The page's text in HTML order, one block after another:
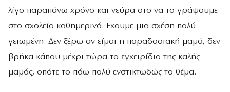
λίγο παραπάνω χρόνο και νεύρα στο να το γράψουµε
στο σχολείο καθηµερινά. Εχουµε µια σχέση πολύ
γειωµένη. ∆εν ξέρω αν είµαι η παραδοσιακή µαµά, δεν
βρήκα κάπου µέχρι τώρα το εγχειρίδιο της καλής
µαµάς, οπότε το πάω πολύ ενστικτωδώς το θέµα.